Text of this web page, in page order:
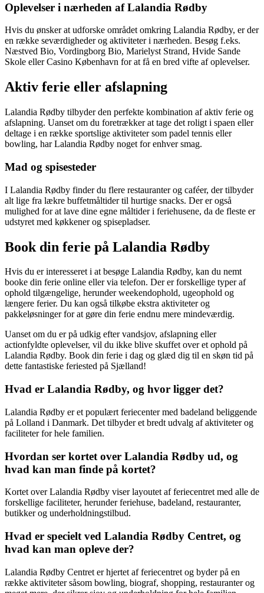
Oplevelser i nærheden af Lalandia Rødby
Hvis du ønsker at udforske området omkring Lalandia Rødby, er der
en række seværdigheder og aktiviteter i nærheden. Besøg f.eks.
Næstved Bio, Vordingborg Bio, Marielyst Strand, Hvide Sande
Skole eller Casino København for at få en bred vifte af oplevelser.
Aktiv ferie eller afslapning
Lalandia Rødby tilbyder den perfekte kombination af aktiv ferie og
afslapning. Uanset om du foretrækker at tage det roligt i spaen eller
deltage i en række sportslige aktiviteter som padel tennis eller
bowling, har Lalandia Rødby noget for enhver smag.
Mad og spisesteder
I Lalandia Rødby finder du flere restauranter og caféer, der tilbyder
alt lige fra lækre buffetmåltider til hurtige snacks. Der er også
mulighed for at lave dine egne måltider i feriehusene, da de fleste er
udstyret med køkkener og spisepladser.
Book din ferie på Lalandia Rødby
Hvis du er interesseret i at besøge Lalandia Rødby, kan du nemt
booke din ferie online eller via telefon. Der er forskellige typer af
ophold tilgængelige, herunder weekendophold, ugeophold og
længere ferier. Du kan også tilkøbe ekstra aktiviteter og
pakkeløsninger for at gøre din ferie endnu mere mindeværdig.
Uanset om du er på udkig efter vandsjov, afslapning eller
actionfyldte oplevelser, vil du ikke blive skuffet over et ophold på
Lalandia Rødby. Book din ferie i dag og glæd dig til en skøn tid på
dette fantastiske feriested på Sjælland!
Hvad er Lalandia Rødby, og hvor ligger det?
Lalandia Rødby er et populært feriecenter med badeland beliggende
på Lolland i Danmark. Det tilbyder et bredt udvalg af aktiviteter og
faciliteter for hele familien.
Hvordan ser kortet over Lalandia Rødby ud, og
hvad kan man finde på kortet?
Kortet over Lalandia Rødby viser layoutet af feriecentret med alle de
forskellige faciliteter, herunder feriehuse, badeland, restauranter,
butikker og underholdningstilbud.
Hvad er specielt ved Lalandia Rødby Centret, og
hvad kan man opleve der?
Lalandia Rødby Centret er hjertet af feriecentret og byder på en
række aktiviteter såsom bowling, biograf, shopping, restauranter og